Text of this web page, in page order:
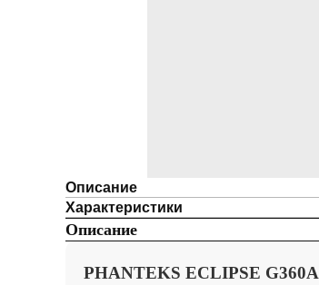
Описание
Характеристики
Описание
PHANTEKS ECLIPSE G360A